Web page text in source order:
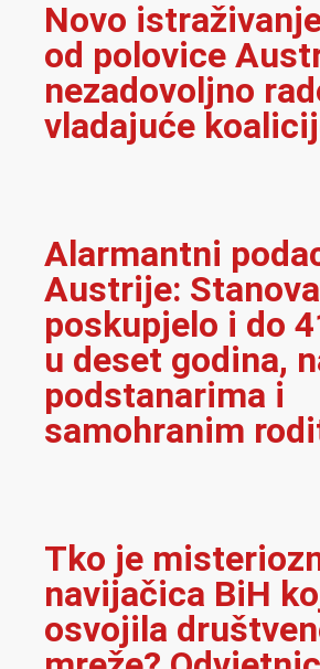
Novo
od polovice
nezadovoljno
vladajuće
Alarmantni
Austrije:
poskupjelo i do
u deset godina,
podstanarima i
samohranim
Tko je
navijačica BiH
osvojila